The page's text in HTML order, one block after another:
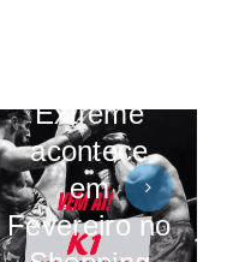
Extreme
acontece
em
Fevereiro no